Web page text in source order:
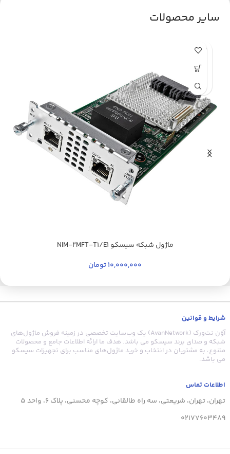
سایر محصولات
ماژول شبکه سیسکو NIM-2MFT-T1/E1
10,000,000تومان
شرایط و قوانین
آوَن نت‌ورک (AvanNetwork) یک وب‌سایت تخصصی در زمینه فروش ماژول‌های
شبکه و صدای برند سیسکو می باشد. هدف ما ارائه اطلاعات جامع و محصولات
متنوع، به مشتریان در انتخاب و خرید ماژول‌های مناسب برای تجهیزات سیسکو
می باشد.
اطلاعات تماس
تهران، تهران، شریعتی، سه راه طالقانی، کوچه محسنی، پلاک 6، واحد 5
02177603489